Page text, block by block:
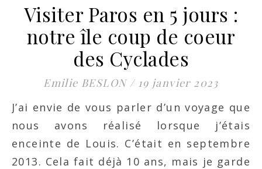
Visiter Paros en 5 jours :
notre île coup de coeur
des Cyclades
Emilie BESLON / 19 janvier 2023
J’ai envie de vous parler d’un voyage que
nous avons réalisé lorsque j’étais
enceinte de Louis. C’était en septembre
2013. Cela fait déjà 10 ans, mais je garde